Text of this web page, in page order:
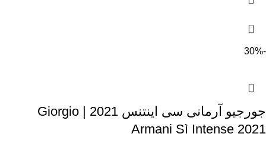
-30%
جورجیو آرمانی سی اینتنس 2021 | Giorgio
Armani Sì Intense 2021